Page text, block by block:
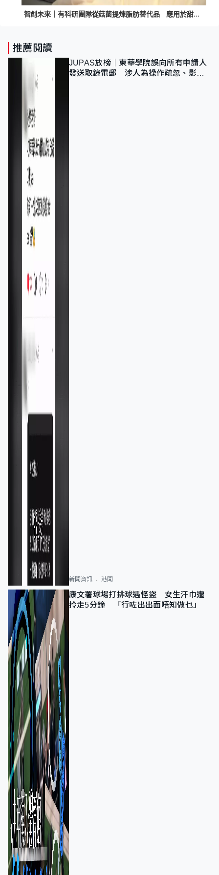
智創未來｜有科研團隊從菇菌提煉脂肪替代品 應用於甜品製作稱有效預防肥胖
推薦閱讀
JUPAS放榜｜東華學院誤向所有申請人
發送取錄電郵 涉人為操作疏忽、影響
新聞資訊 港聞
康文署球場打排球遇怪盜 女生汗巾遭
拎走5分鐘 「行咗出出面唔知做乜」